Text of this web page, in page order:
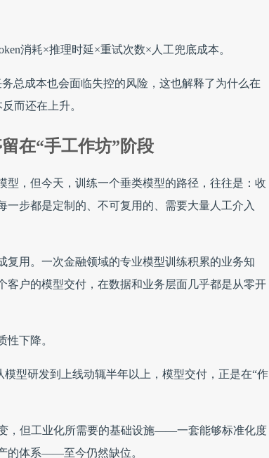
消耗×推理时延×重试次数×人工兜底成本。
总成本也会面临失控的风险，这也解释了为什么在
而还在上升。
在“手工作坊”阶段
，但今天，训练一个垂类模型的路径，往往是：收
步都是定制的、不可复用的、需要大量人工介入
用。一次金融领域的专业模型训练积累的业务知
户的模型交付，在数据和业务层面几乎都是从零开
下降。
型研发到上线动辄半年以上，模型交付，正是在“作
，但工业化所需要的基础设施——一套能够标准化度
的体系——至今仍然缺位。